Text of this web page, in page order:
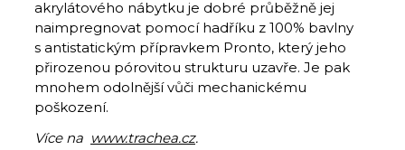
akrylátového nábytku je dobré průběžně jej
naimpregnovat pomocí hadříku z 100% bavlny
s antistatickým přípravkem Pronto, který jeho
přirozenou pórovitou strukturu uzavře. Je pak
mnohem odolnější vůči mechanickému
poškození.
Více na www.trachea.cz.